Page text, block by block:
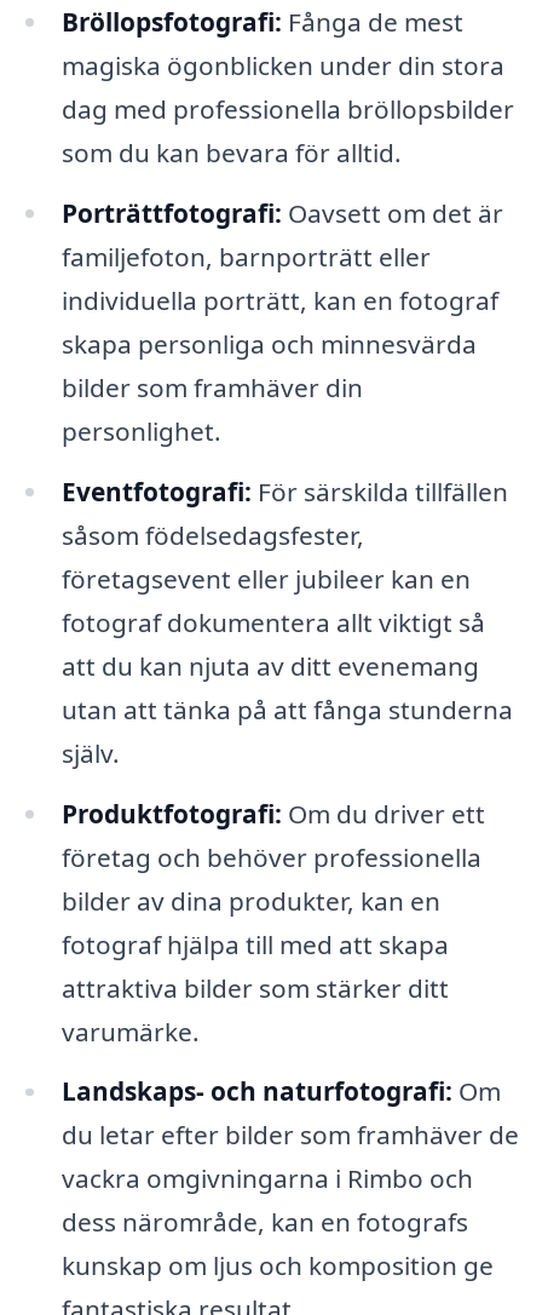
Bröllopsfotografi: Fånga de mest
magiska ögonblicken under din stora
dag med professionella bröllopsbilder
som du kan bevara för alltid.
Porträttfotografi: Oavsett om det är
familjefoton, barnporträtt eller
individuella porträtt, kan en fotograf
skapa personliga och minnesvärda
bilder som framhäver din
personlighet.
Eventfotografi: För särskilda tillfällen
såsom födelsedagsfester,
företagsevent eller jubileer kan en
fotograf dokumentera allt viktigt så
att du kan njuta av ditt evenemang
utan att tänka på att fånga stunderna
själv.
Produktfotografi: Om du driver ett
företag och behöver professionella
bilder av dina produkter, kan en
fotograf hjälpa till med att skapa
attraktiva bilder som stärker ditt
varumärke.
Landskaps- och naturfotografi: Om
du letar efter bilder som framhäver de
vackra omgivningarna i Rimbo och
dess närområde, kan en fotografs
kunskap om ljus och komposition ge